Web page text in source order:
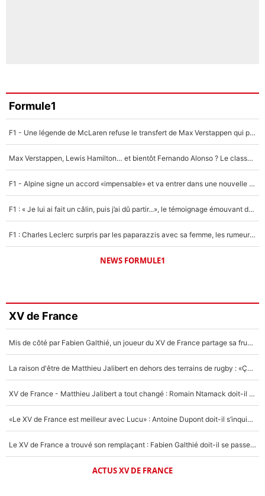
Formule1
F1 - Une légende de McLaren refuse le transfert de Max Verstappen qui pourrait «faire des vagues» et plomber l'ambiance dans l'équipe
Max Verstappen, Lewis Hamilton… et bientôt Fernando Alonso ? Le classement des pilotes les mieux payés en Formule 1 risque de changer !
F1 - Alpine signe un accord «impensable» et va entrer dans une nouvelle dimension : Grande nouvelle pour Pierre Gasly !
F1 : « Je lui ai fait un câlin, puis j’ai dû partir...», le témoignage émouvant de Max Verstappen sur sa fille
F1 : Charles Leclerc surpris par les paparazzis avec sa femme, les rumeurs étaient vraies !
NEWS FORMULE1
XV de France
Mis de côté par Fabien Galthié, un joueur du XV de France partage sa frustration : «ils ne me l’ont pas dit tout de suite»
La raison d'être de Matthieu Jalibert en dehors des terrains de rugby : «Ça m'atteint autant que si tu touches à un membre de ma famille»
XV de France - Matthieu Jalibert a tout changé : Romain Ntamack doit-il s’inquiéter pour sa place à un an de la Coupe du monde ?
«Le XV de France est meilleur avec Lucu» : Antoine Dupont doit-il s’inquiéter pour sa place ?
Le XV de France a trouvé son remplaçant : Fabien Galthié doit-il se passer d'Antoine Dupont ?
ACTUS XV DE FRANCE